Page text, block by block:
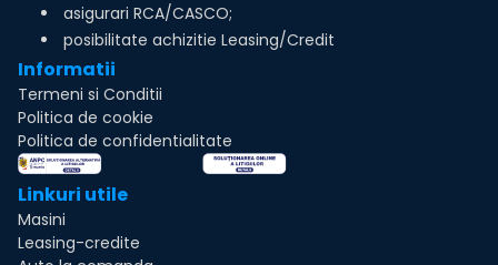
asigurari RCA/CASCO;
posibilitate achizitie Leasing/Credit
Informatii
Termeni si Conditii
Politica de cookie
Politica de confidentialitate
Linkuri utile
Masini
Leasing-credite